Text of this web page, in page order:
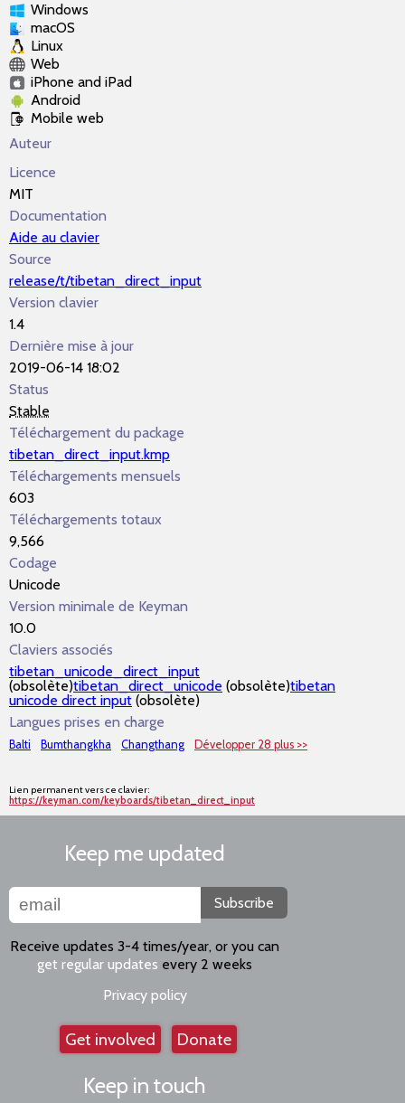
Windows
macOS
Linux
Web
iPhone and iPad
Android
Mobile web
Auteur
Licence
MIT
Documentation
Aide au clavier
Source
release/t/tibetan_direct_input
Version clavier
1.4
Dernière mise à jour
2019-06-14 18:02
Status
Stable
Téléchargement du package
tibetan_direct_input.kmp
Téléchargements mensuels
603
Téléchargements totaux
9,566
Codage
Unicode
Version minimale de Keyman
10.0
Claviers associés
tibetan_unicode_direct_input
(obsolète)tibetan_direct_unicode (obsolète)tibetan
unicode direct input (obsolète)
Langues prises en charge
Balti Bumthangkha Changthang Développer 28 plus >>
Lien permanent vers ce clavier:
https://keyman.com/keyboards/tibetan_direct_input
Keep me updated
Subscribe
Receive updates 3-4 times/year, or you can
get regular updates every 2 weeks
Privacy policy
Get involved Donate
Keep in touch